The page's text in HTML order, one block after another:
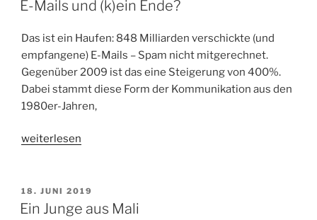
Subventionierung
des
Zeitungsvertriebs“
E-Mails und (k)ein Ende?
Das ist ein Haufen: 848 Milliarden verschickte (und
empfangene) E-Mails – Spam nicht mitgerechnet.
Gegenüber 2009 ist das eine Steigerung von 400%.
Dabei stammt diese Form der Kommunikation aus den
1980er-Jahren,
„E-
(k)ein
Ende?“
weiterlesen
VERÖFFENTLICHT
AM
18. JUNI 2019
Ein Junge aus Mali